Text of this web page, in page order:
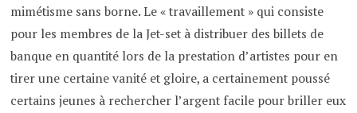
mimétisme sans borne. Le « travaillement » qui consiste
pour les membres de la Jet-set à distribuer des billets de
banque en quantité lors de la prestation d’artistes pour en
tirer une certaine vanité et gloire, a certainement poussé
certains jeunes à rechercher l’argent facile pour briller eux